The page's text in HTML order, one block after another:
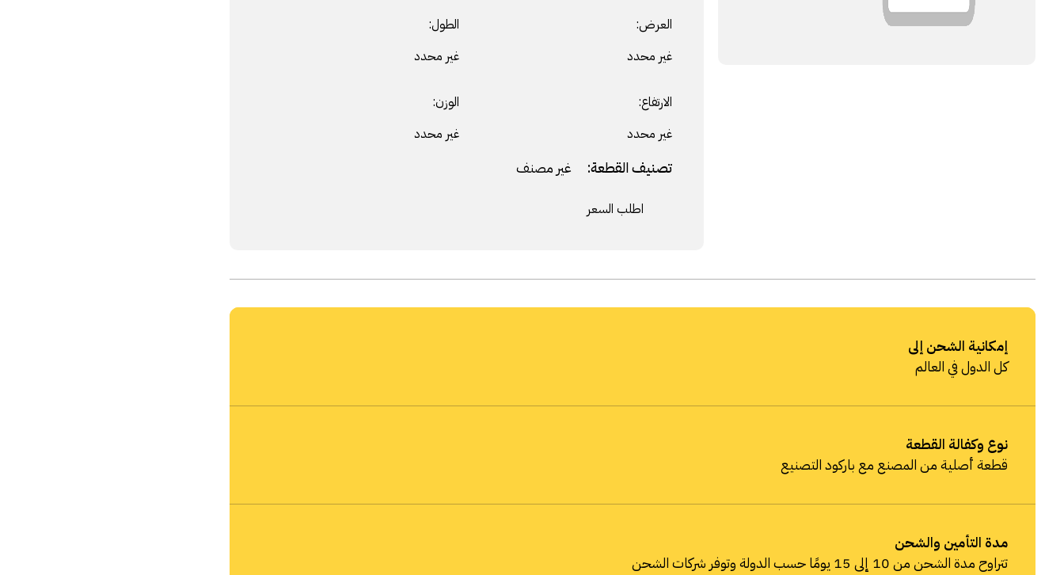
العرض:
غير محدد
الطول:
غير محدد
الارتفاع:
غير محدد
الوزن:
غير محدد
تصنيف القطعة: غير مصنف
اطلب السعر
إمكانية الشحن إلى
كل الدول في العالم
نوع وكفالة القطعة
قطعة أصلية من المصنع مع باركود التصنيع
مدة التأمين والشحن
تتراوح مدة الشحن من 10 إلى 15 يومًا حسب الدولة وتوفر شركات الشحن